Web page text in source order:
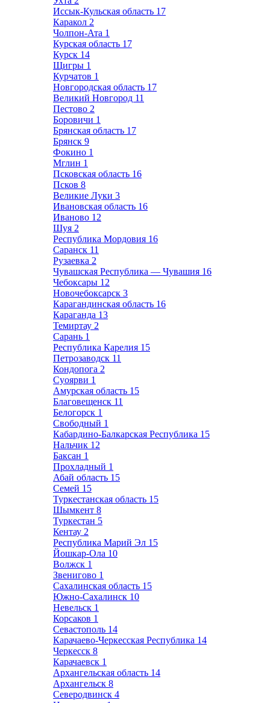
Иссык-Кульская область 17
Каракол 2
Чолпон-Ата 1
Курская область 17
Курск 14
Щигры 1
Курчатов 1
Новгородская область 17
Великий Новгород 11
Пестово 2
Боровичи 1
Брянская область 17
Брянск 9
Фокино 1
Мглин 1
Псковская область 16
Псков 8
Великие Луки 3
Ивановская область 16
Иваново 12
Шуя 2
Республика Мордовия 16
Саранск 11
Рузаевка 2
Чувашская Республика — Чувашия 16
Чебоксары 12
Новочебоксарск 3
Карагандинская область 16
Караганда 13
Темиртау 2
Сарань 1
Республика Карелия 15
Петрозаводск 11
Кондопога 2
Суоярви 1
Амурская область 15
Благовещенск 11
Белогорск 1
Свободный 1
Кабардино-Балкарская Республика 15
Нальчик 12
Баксан 1
Прохладный 1
Абай область 15
Семей 15
Туркестанская область 15
Шымкент 8
Туркестан 5
Кентау 2
Республика Марий Эл 15
Йошкар-Ола 10
Волжск 1
Звенигово 1
Сахалинская область 15
Южно-Сахалинск 10
Невельск 1
Корсаков 1
Севастополь 14
Карачаево-Черкесская Республика 14
Черкесск 8
Карачаевск 1
Архангельская область 14
Архангельск 8
Северодвинск 4